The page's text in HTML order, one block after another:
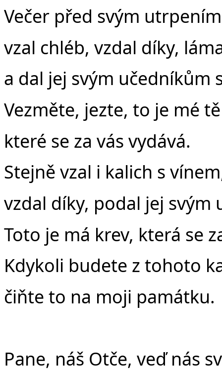
Večer před svým utrpením
vzal chléb, vzdal díky,
a dal jej svým učedníkům
Vezměte, jezte, to je mé
které se za vás vydává.
Stejně vzal i kalich s
vzdal díky, podal jej svým
Toto je má krev, která se
Kdykoli budete z tohoto
čiňte to na moji památku.
Pane, náš Otče, veď nás